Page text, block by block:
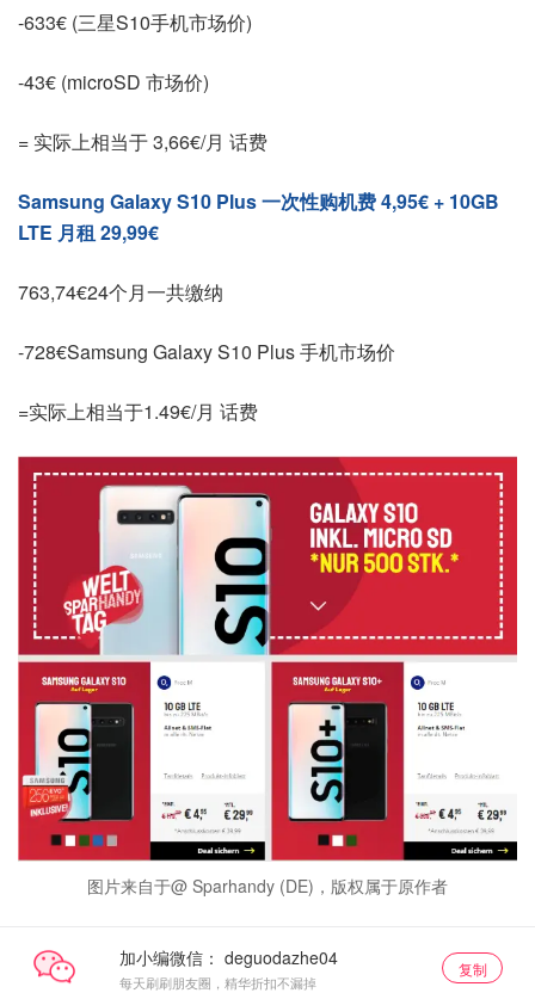
-633€ (三星S10手机市场价)
-43€ (microSD 市场价)
= 实际上相当于 3,66€/月 话费
Samsung Galaxy S10 Plus 一次性购机费 4,95€ + 10GB
LTE 月租 29,99€
763,74€24个月一共缴纳
-728€Samsung Galaxy S10 Plus 手机市场价
=实际上相当于1.49€/月 话费
图片来自于@ Sparhandy (DE)，版权属于原作者
加小编微信：
每天刷刷朋友圈，精华折扣不漏掉
复制